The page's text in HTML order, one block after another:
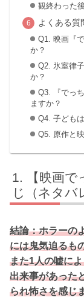
観終わった
よくある質
Q1. 映画『
か？
Q2. 氷室律
か？
Q3. 『でっ
ますか？
Q4. 子ども
Q5. 原作と
【映画
じ（ネタバ
結論：ホラーの
には鬼気迫るも
また1人の嘘に
出来事があった
られ怖さを感じ